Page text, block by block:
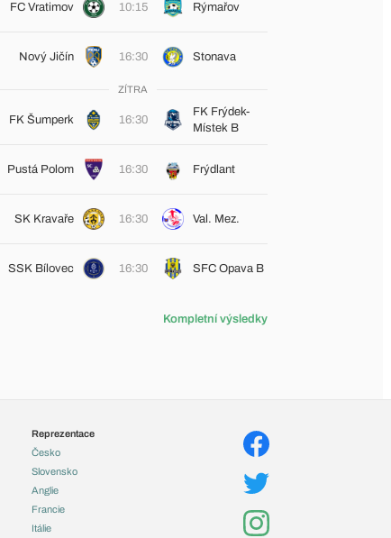
FC Vratimov 10:15 Rýmařov
Nový Jičín 16:30 Stonava
ZÍTRA
FK Šumperk 16:30
FK Frýdek-
Místek B
Pustá Polom 16:30 Frýdlant
SK Kravaře 16:30 Val. Mez.
SSK Bílovec 16:30 SFC Opava B
Kompletní výsledky
Reprezentace
Česko
Slovensko
Anglie
Francie
Itálie